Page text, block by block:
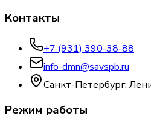
Контакты
+7 (931) 390-38-88
info-dmn@savspb.ru
Санкт-Петербург,
Режим работы